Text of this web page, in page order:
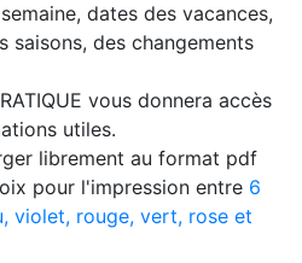
dates des vacances,
saisons, des changements
vous donnera accès
utiles.
librement au format pdf
pour l'impression entre 6
violet, rouge, vert, rose et